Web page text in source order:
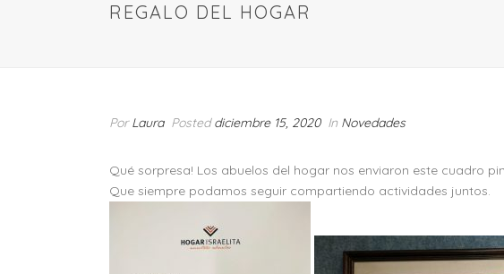
REGALO DEL HOGAR
PorLaura Posteddiciembre 15, 2020 In Novedades
Qué sorpresa! Los abuelos del hogar nos enviaron este cuadro
Que siempre podamos seguir compartiendo actividades juntos.